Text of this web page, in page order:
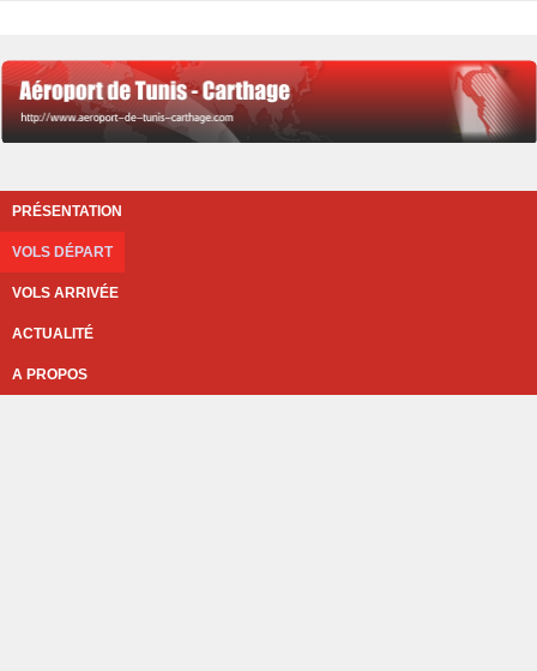
PRÉSENTATION
VOLS DÉPART
VOLS ARRIVÉE
ACTUALITÉ
A PROPOS